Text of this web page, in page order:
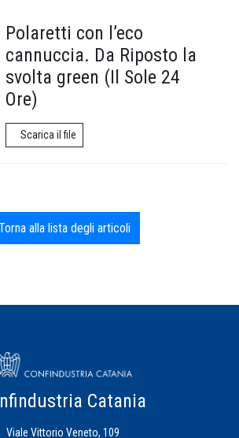
Polaretti con l’eco
cannuccia. Da Riposto la
svolta green (Il Sole 24
Ore)
Scarica il file
alla lista degli articoli
Catania
Viale Vittorio Veneto, 109